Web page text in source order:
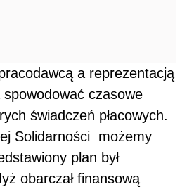
a reprezentacją
spowodować czasowe
świadczeń płacowych.
Solidarności możemy
plan był
obarczał finansową